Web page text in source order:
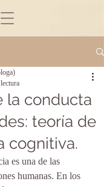
la conducta
teoría de
cognitiva.
es una de las
humanas. En los